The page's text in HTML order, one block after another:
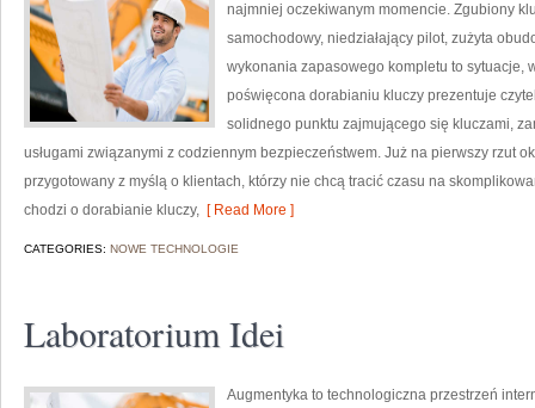
najmniej oczekiwanym momencie. Zgubiony
samochodowy, niedziałający pilot, zużyta
wykonania zapasowego kompletu to sytuacje,
poświęcona dorabianiu kluczy prezentuje
solidnego punktu zajmującego się kluczami,
usługami związanymi z codziennym bezpieczeństwem. Już na pierwszy rzut
przygotowany z myślą o klientach, którzy nie chcą tracić czasu na
chodzi o dorabianie kluczy, [ Read More ]
CATEGORIES: NOWE TECHNOLOGIE
Laboratorium Idei
Augmentyka to technologiczna przestrzeń